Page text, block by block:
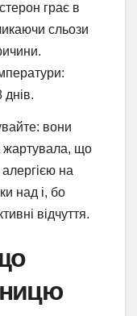
грає в
сльози
вони
жартувала, що
алергією на
над i, бо
відчуття.